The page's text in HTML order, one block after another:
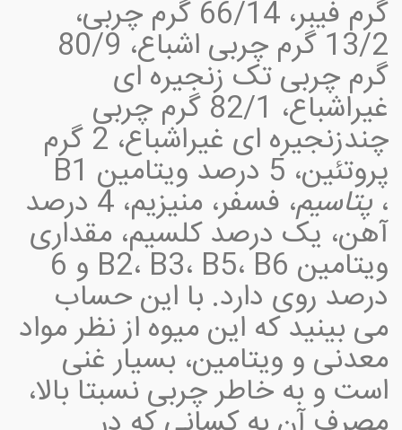
گرم فیبر، 66/14 گرم چربی،
13/2 گرم چربی اشباع، 80/9
گرم چربی تک زنجیره ای
غیراشباع، 82/1 گرم چربی
چندزنجیره ای غیراشباع، 2 گرم
پروتئین، 5 درصد ویتامین B1
،پتاسیم ، فسفر، منیزیم، 4 درصد
آهن، یک درصد کلسیم، مقداری
ویتامین B2، B3، B5، B6 و 6
درصد روی دارد. با این حساب
می بینید که این میوه از نظر مواد
معدنی و ویتامین، بسیار غنی
است و به خاطر چربی نسبتا بالا،